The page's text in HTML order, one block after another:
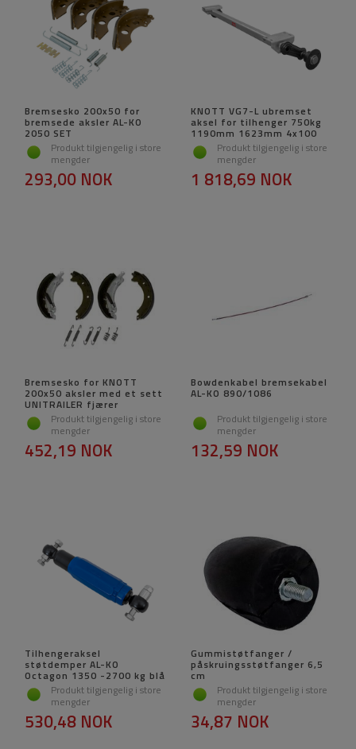
Bremsesko 200x50 for
bremsede aksler AL-KO
2050 SET
Produkt tilgjengelig i store
mengder
293,00 NOK
KNOTT VG7-L ubremset
aksel for tilhenger 750kg
1190mm 1623mm 4x100
Produkt tilgjengelig i store
mengder
1 818,69 NOK
Bremsesko for KNOTT
200x50 aksler med et sett
UNITRAILER fjærer
Produkt tilgjengelig i store
mengder
452,19 NOK
Bowdenkabel bremsekabel
AL-KO 890/1086
Produkt tilgjengelig i store
mengder
132,59 NOK
Tilhengeraksel
støtdemper AL-KO
Octagon 1350 -2700 kg blå
Produkt tilgjengelig i store
mengder
530,48 NOK
Gummistøtfanger /
påskruingsstøtfanger 6,5
cm
Produkt tilgjengelig i store
mengder
34,87 NOK